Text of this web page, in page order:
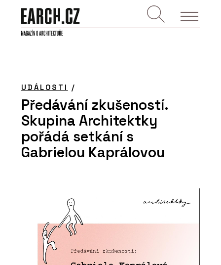
UDÁLOSTI /
Předávání zkušeností.
Skupina Architektky
pořádá setkání s
Gabrielou Kaprálovou